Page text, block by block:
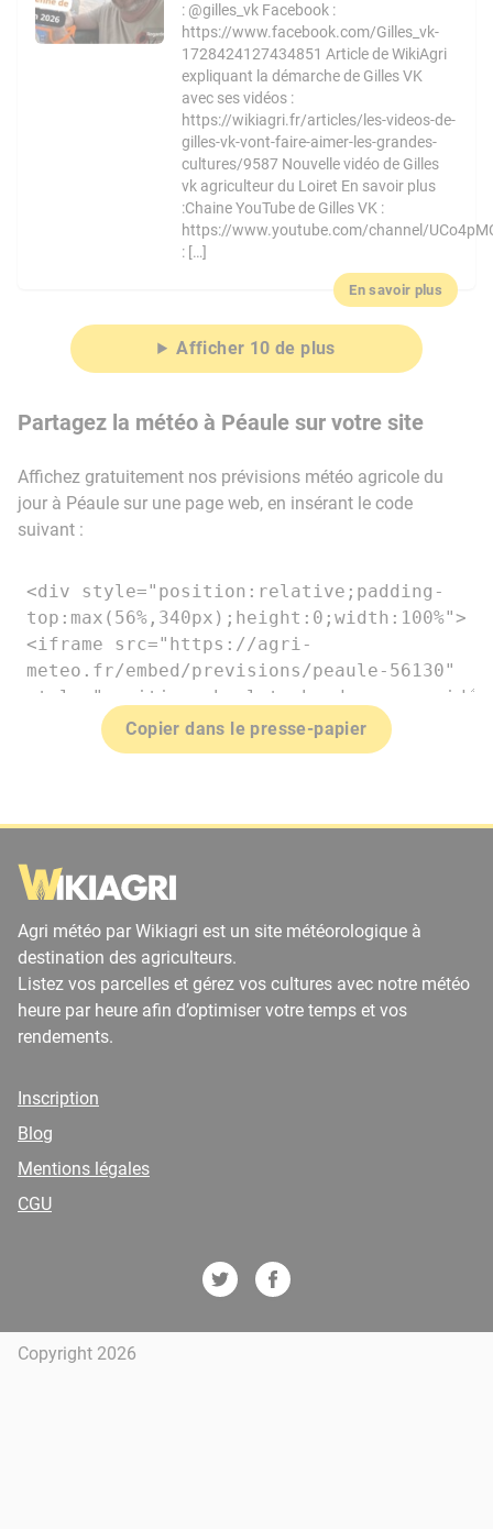
: @gilles_vk Facebook :
https://www.facebook.com/Gilles_vk-
1728424127434851 Article de WikiAgri
expliquant la démarche de Gilles VK
avec ses vidéos :
https://wikiagri.fr/articles/les-videos-de-
gilles-vk-vont-faire-aimer-les-grandes-
cultures/9587 Nouvelle vidéo de Gilles
vk agriculteur du Loiret En savoir plus
:Chaine YouTube de Gilles VK :
https://www.youtube.com/channel/
: […]
En savoir plus
Afficher 10 de plus
Partagez la météo à Péaule sur votre site
Affichez gratuitement nos prévisions météo agricole du
jour à Péaule sur une page web, en insérant le code
suivant :
Copier dans le presse-papier
Agri météo par Wikiagri est un site météorologique à
destination des agriculteurs.
Listez vos parcelles et gérez vos cultures avec notre météo
heure par heure afin d’optimiser votre temps et vos
rendements.
Inscription
Blog
Mentions légales
CGU
Copyright 2026